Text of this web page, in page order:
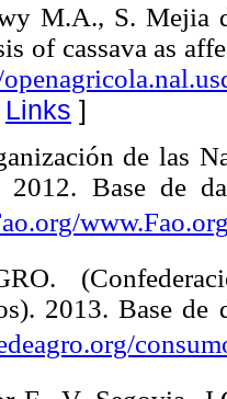
M.A., S. Mejia
of cassava as
Links ]
de las
2012. Base de
2013. Base